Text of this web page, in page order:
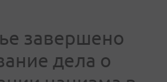
завершено
дела о